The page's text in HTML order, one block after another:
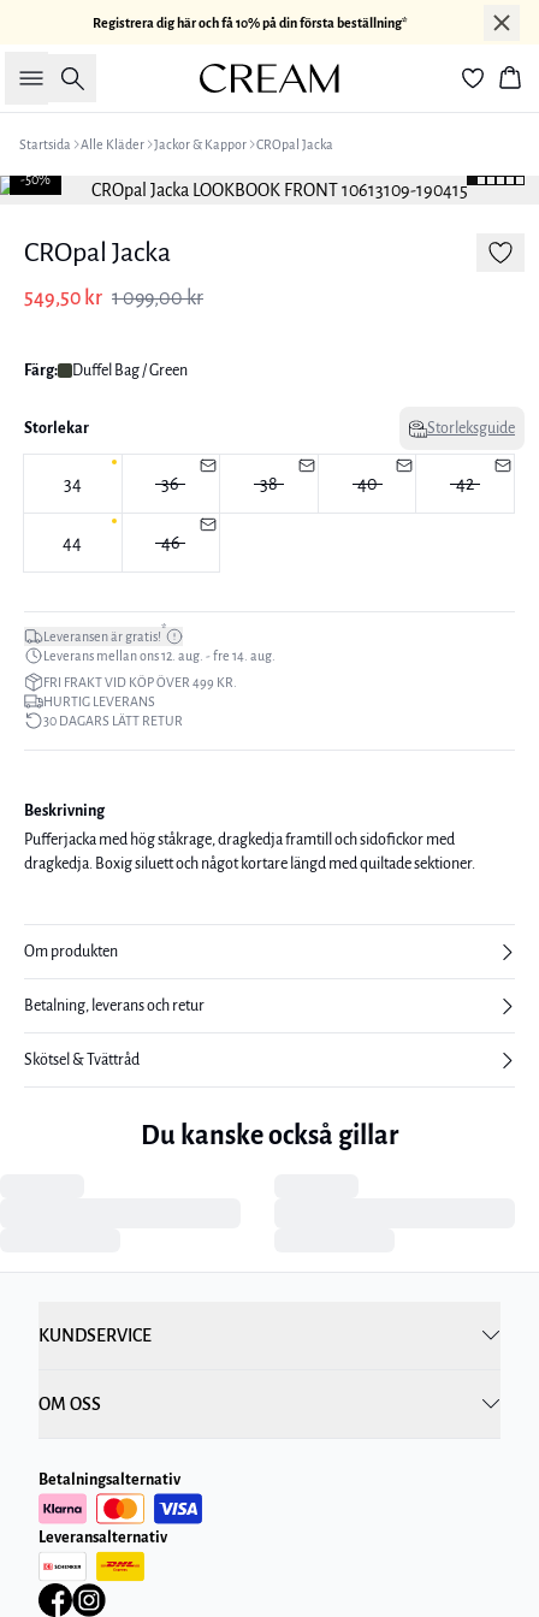
Registrera dig här och få 10% på din första beställning*
Sök
Startsida Alle Kläder Jackor & Kappor CROpal Jacka
-50%
CROpal Jacka
549,50 kr 1 099,00 kr
Färg: Duffel Bag / Green
Storlekar Storleksguide
34 36 38 40 42
44 46
Leveransen är gratis!*
Leverans mellan ons 12. aug. - fre 14. aug.
FRI FRAKT VID KÖP ÖVER 499 KR.
HURTIG LEVERANS
30 DAGARS LÄTT RETUR
Beskrivning
Pufferjacka med hög ståkrage, dragkedja framtill och sidofickor med
dragkedja. Boxig siluett och något kortare längd med quiltade sektioner.
Om produkten
Betalning, leverans och retur
Skötsel & Tvättråd
Du kanske också gillar
KUNDSERVICE
OM OSS
Betalningsalternativ
Leveransalternativ